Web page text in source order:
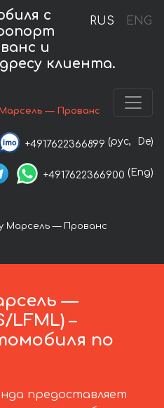
RUS ENG
с
и
клиента.
— Прованс
+4917622366899 (рус, De)
+4917622366900 (Eng)
Марсель — Прованс
—
LFML) –
по
предоставляет